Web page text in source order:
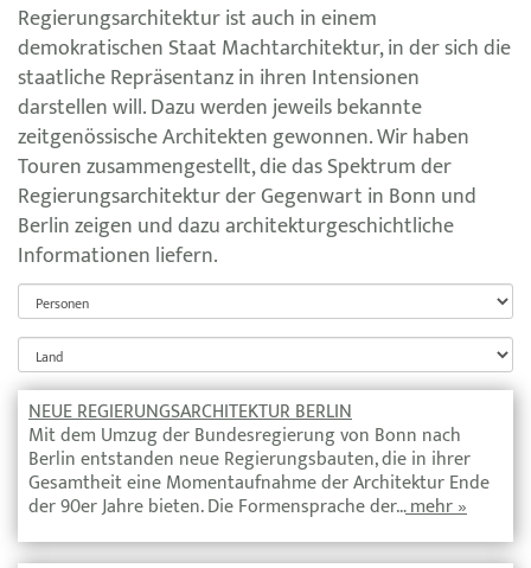
Regierungsarchitektur ist auch in einem
demokratischen Staat Machtarchitektur, in der sich die
staatliche Repräsentanz in ihren Intensionen
darstellen will. Dazu werden jeweils bekannte
zeitgenössische Architekten gewonnen. Wir haben
Touren zusammengestellt, die das Spektrum der
Regierungsarchitektur der Gegenwart in Bonn und
Berlin zeigen und dazu architekturgeschichtliche
Informationen liefern.
NEUE REGIERUNGSARCHITEKTUR BERLIN
Mit dem Umzug der Bundesregierung von Bonn nach
Berlin entstanden neue Regierungsbauten, die in ihrer
Gesamtheit eine Momentaufnahme der Architektur Ende
der 90er Jahre bieten. Die Formensprache der…mehr »